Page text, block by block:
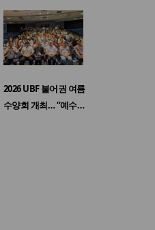
2026 UBF 불어권 여름
수양회 개최… “예수…